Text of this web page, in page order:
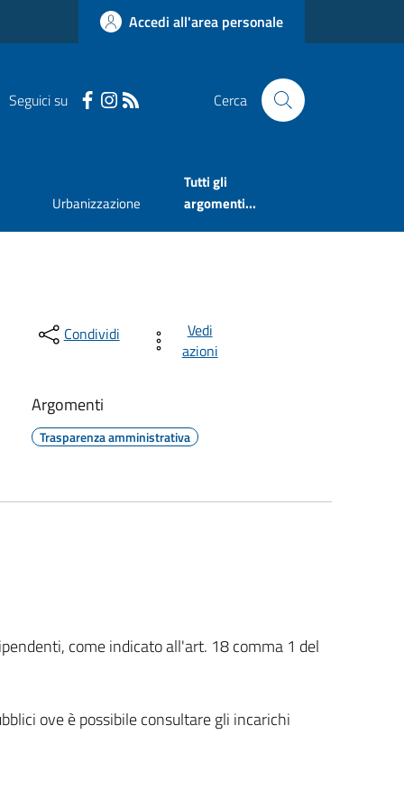
Accedi all'area personale
Seguici su Cerca
Urbanizzazione
Tutti gli
argomenti...
Condividi
Vedi
azioni
Argomenti
Trasparenza amministrativa
come indicato all'art. 18 comma 1 del
ove è possibile consultare gli incarichi